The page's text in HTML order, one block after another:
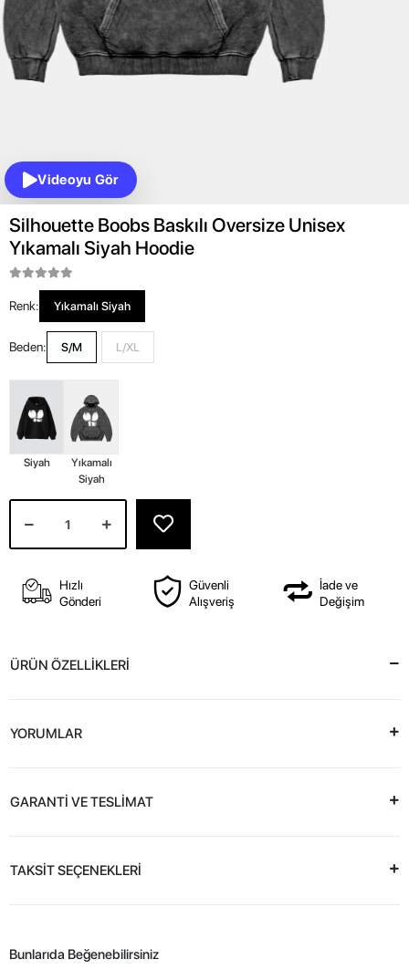
Videoyu Gör
Silhouette Boobs Baskılı Oversize Unisex
Yıkamalı Siyah Hoodie
Renk: Yıkamalı Siyah
Beden: S/M L/XL
Siyah
Yıkamalı
Siyah
Hızlı
Gönderi
Güvenli
Alışveriş
İade ve
Değişim
ÜRÜN ÖZELLİKLERİ
YORUMLAR
GARANTİ VE TESLİMAT
TAKSİT SEÇENEKLERİ
Bunlarıda Beğenebilirsiniz